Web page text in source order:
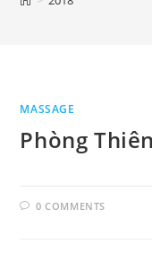
MASSAGE
Phòng
0 COMMENTS